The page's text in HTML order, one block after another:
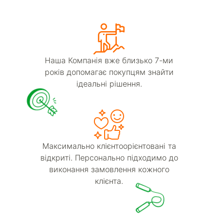
Наша Компанія вже близько 7-ми
років допомагає покупцям знайти
ідеальні рішення.
Максимально клієнтоорієнтовані та
відкриті. Персонально підходимо до
виконання замовлення кожного
клієнта.